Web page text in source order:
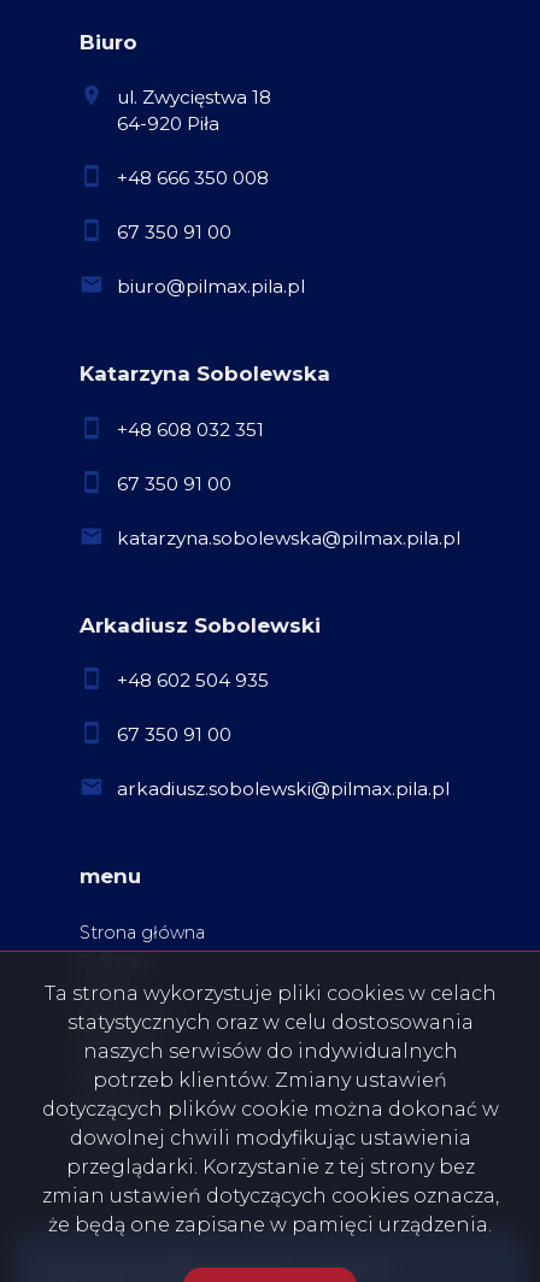
Biuro
ul. Zwycięstwa 18
64-920 Piła
+48 666 350 008
67 350 91 00
biuro@pilmax.pila.pl
Katarzyna Sobolewska
+48 608 032 351
67 350 91 00
katarzyna.sobolewska@pilmax.pila.pl
Arkadiusz Sobolewski
+48 602 504 935
67 350 91 00
arkadiusz.sobolewski@pilmax.pila.pl
menu
Strona główna
Oferty
Zgłoszenia
Ulubione
Blog
Kontakt
Rodo
PILSKA GIEŁDA NIERUCHOMOŚCI - PILMAX K.A.
Ta strona wykorzystuje pliki cookies w celach
statystycznych oraz w celu dostosowania
naszych serwisów do indywidualnych
potrzeb klientów. Zmiany ustawień
dotyczących plików cookie można dokonać w
dowolnej chwili modyfikując ustawienia
przeglądarki. Korzystanie z tej strony bez
zmian ustawień dotyczących cookies oznacza,
że będą one zapisane w pamięci urządzenia.